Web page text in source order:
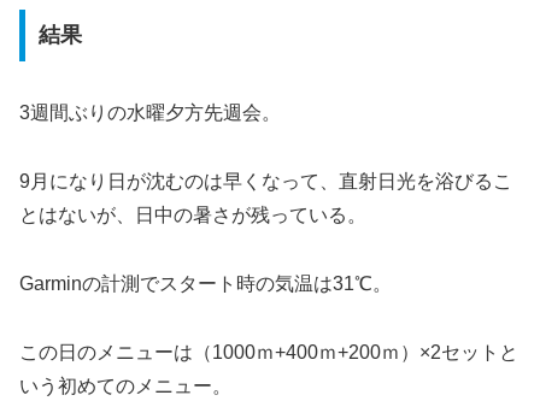
結果
3週間ぶりの水曜夕方先週会。
9月になり日が沈むのは早くなって、直射日光を浴びるこ
とはないが、日中の暑さが残っている。
Garminの計測でスタート時の気温は31℃。
この日のメニューは（1000ｍ+400ｍ+200ｍ）×2セットと
いう初めてのメニュー。